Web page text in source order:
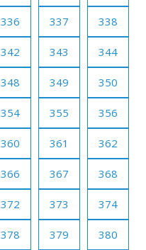
336 337 338
342 343 344
348 349 350
354 355 356
360 361 362
366 367 368
372 373 374
378 379 380